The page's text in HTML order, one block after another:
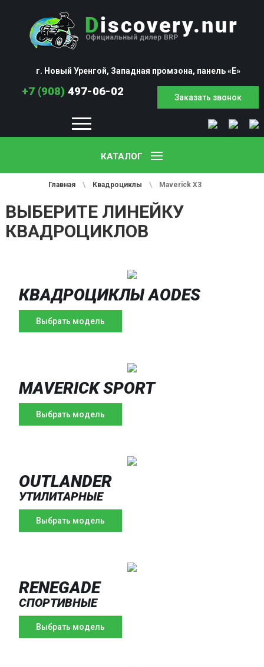
г. Новый Уренгой, Западная промзона, панель «Е»
+7 (908) 497-06-02 Заказать звонок
КАТАЛОГ
Главная \ Квадроциклы \ Maverick X3
ВЫБЕРИТЕ ЛИНЕЙКУ
КВАДРОЦИКЛОВ
КВАДРОЦИКЛЫ AODES
Выбрать модель
MAVERICK SPORT
Выбрать модель
OUTLANDER
УТИЛИТАРНЫЕ
Выбрать модель
RENEGADE
СПОРТИВНЫЕ
Выбрать модель